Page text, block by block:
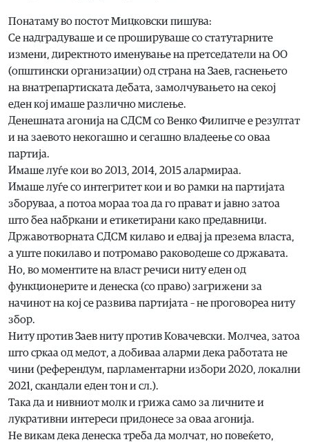
Понатаму во постот Мицковски пишува:
Се надградуваше и се прошируваше со статутарните
измени, директното именување на претседатели на ОО
(општински организации) од страна на Заев, гаснењето
на внатрепартиската дебата, замолчувањето на секој
еден кој имаше различно мислење.
Денешната агонија на СДСМ со Венко Филипче е резултат
и на заевото некогашно и сегашно владеење со оваа
партија.
Имаше луѓе кои во 2013, 2014, 2015 алармираа.
Имаше луѓе со интегритет кои и во рамки на партијата
зборуваа, а потоа мораа тоа да го прават и јавно затоа
што беа набркани и етикетирани како предавници.
Државотворната СДСМ килаво и едвај ја презема власта,
а уште покилаво и потромаво раководеше со државата.
Но, во моментите на власт речиси ниту еден од
функционерите и денеска (со право) загрижени за
начинот на кој се развива партијата – не проговореа ниту
збор.
Ниту против Заев ниту против Ковачевски. Молчеа, затоа
што сркаа од медот, а добиваа аларми дека работата не
чини (референдум, парламентарни избори 2020, локални
2021, скандали еден тон и сл.).
Така да и нивниот молк и грижа само за личните и
лукративни интереси придонесе за оваа агонија.
Не викам дека денеска треба да молчат, но повеќето,